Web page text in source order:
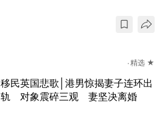
精选 ★
移民英国悲歌│港男惊揭妻子连环出
轨 对象震碎三观 妻坚决离婚